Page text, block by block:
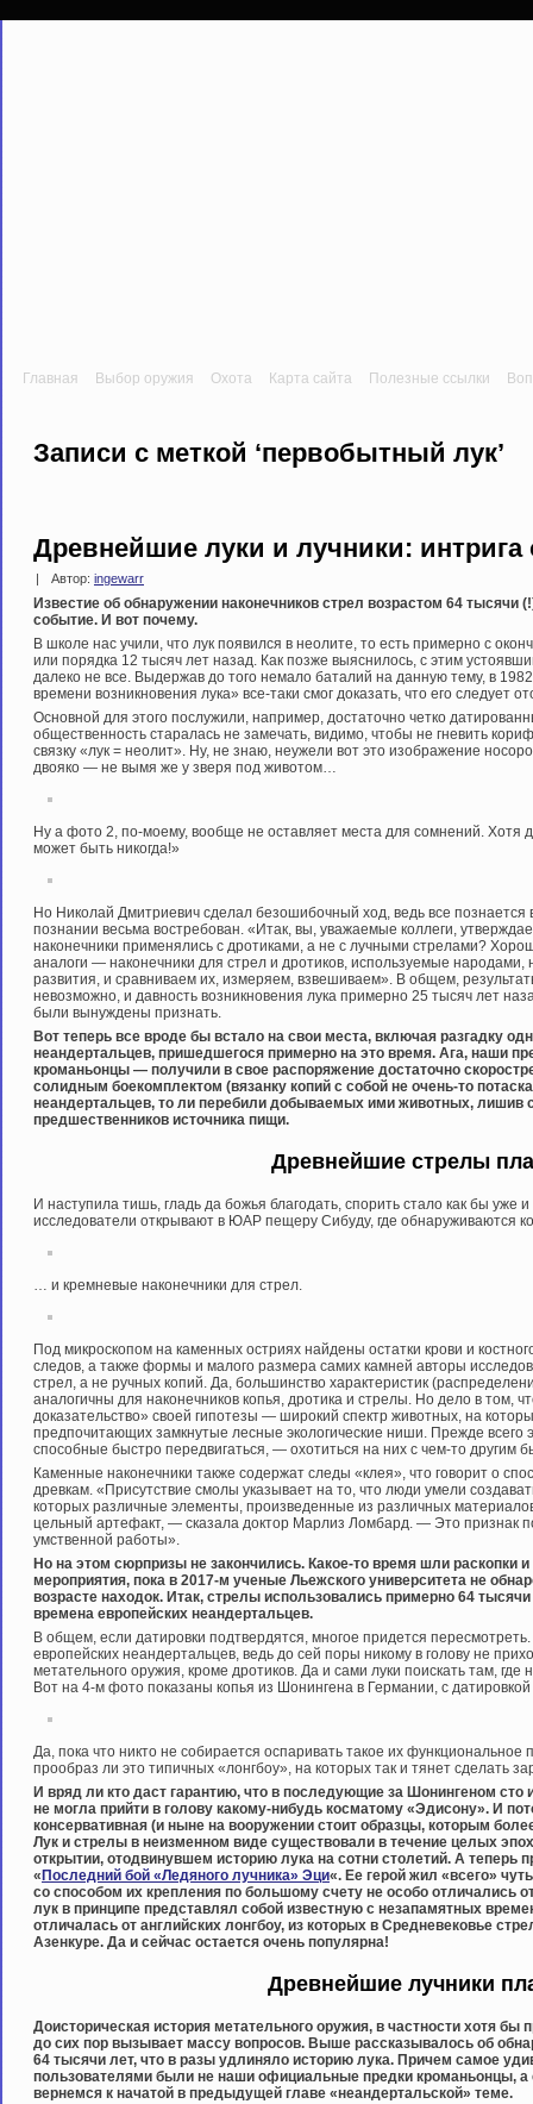
Главная Выбор оружия Охота Карта сайта Полезные ссылки
Записи с меткой ‘первобытный лук’
Древнейшие луки и лучники: интрига
Автор: ingewarr
Известие об обнаружении наконечников стрел возрастом 64
событие. И вот почему.
В школе нас учили, что лук появился в неолите, то есть примерно с
или порядка 12 тысяч лет назад. Как позже выяснилось, с этим
далеко не все. Выдержав до того немало баталий на данную тему, в
времени возникновения лука» все-таки смог доказать, что его следует
Основной для этого послужили, например, достаточно четко
общественность старалась не замечать, видимо, чтобы не гневить
связку «лук = неолит». Ну, не знаю, неужели вот это изображение
двояко — не вымя же у зверя под животом…
Ну а фото 2, по-моему, вообще не оставляет места для сомнений. Хотя
может быть никогда!»
Но Николай Дмитриевич сделал безошибочный ход, ведь все познается
познании весьма востребован. «Итак, вы, уважаемые коллеги,
наконечники применялись с дротиками, а не с лучными стрелами?
аналоги — наконечники для стрел и дротиков, используемые
развития, и сравниваем их, измеряем, взвешиваем». В общем,
невозможно, и давность возникновения лука примерно 25 тысяч лет
были вынуждены признать.
Вот теперь все вроде бы встало на свои места, включая разгадку
неандертальцев, пришедшегося примерно на это время. Ага, наши
кроманьонцы — получили в свое распоряжение достаточно
солидным боекомплектом (вязанку копий с собой не очень-то
неандертальцев, то ли перебили добываемых ими животных, лишив
предшественников источника пищи.
Древнейшие стрелы
И наступила тишь, гладь да божья благодать, спорить стало как бы уже
исследователи открывают в ЮАР пещеру Сибуду, где обнаруживаются
… и кремневые наконечники для стрел.
Под микроскопом на каменных остриях найдены остатки крови и
следов, а также формы и малого размера самих камней авторы
стрел, а не ручных копий. Да, большинство характеристик
аналогичны для наконечников копья, дротика и стрелы. Но дело в том,
доказательство» своей гипотезы — широкий спектр животных, на
предпочитающих замкнутые лесные экологические ниши. Прежде всего
способные быстро передвигаться, — охотиться на них с чем-то другим
Каменные наконечники также содержат следы «клея», что говорит о
древкам. «Присутствие смолы указывает на то, что люди умели
которых различные элементы, произведенные из различных
цельный артефакт, — сказала доктор Марлиз Ломбард. — Это признак
умственной работы».
Но на этом сюрпризы не закончились. Какое-то время шли раскопки
мероприятия, пока в 2017-м ученые Льежского университета не
возрасте находок. Итак, стрелы использовались примерно 64
времена европейских неандертальцев.
В общем, если датировки подтвердятся, многое придется
европейских неандертальцев, ведь до сей поры никому в голову не
метательного оружия, кроме дротиков. Да и сами луки поискать там, где
Вот на 4-м фото показаны копья из Шонингена в Германии, с
Да, пока что никто не собирается оспаривать такое их
прообраз ли это типичных «лонгбоу», на которых так и тянет сделать
И вряд ли кто даст гарантию, что в последующие за Шонингеном сто
не могла прийти в голову какому-нибудь косматому «Эдисону». И
консервативная (и ныне на вооружении стоит образцы, которым
Лук и стрелы в неизменном виде существовали в течение целых
открытии, отодвинувшем историю лука на сотни столетий. А теперь
« Последний бой «Ледяного лучника» Эци«. Ее герой жил «всего»
со способом их крепления по большому счету не особо отличались
лук в принципе представлял собой известную с незапамятных
отличалась от английских лонгбоу, из которых в Средневековье
Азенкуре. Да и сейчас остается очень популярна!
Древнейшие лучники
Доисторическая история метательного оружия, в частности хотя бы
до сих пор вызывает массу вопросов. Выше рассказывалось об
64 тысячи лет, что в разы удлиняло историю лука. Причем самое
пользователями были не наши официальные предки кроманьонцы,
вернемся к начатой в предыдущей главе «неандертальской» теме.